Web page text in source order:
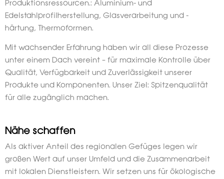
Produktionsressourcen.: Aluminium- und
Edelstahlprofilherstellung, Glasverarbeitung und -
härtung, Thermoformen.
Mit wachsender Erfahrung haben wir all diese Prozesse
unter einem Dach vereint – für maximale Kontrolle über
Qualität, Verfügbarkeit und Zuverlässigkeit unserer
Produkte und Komponenten. Unser Ziel: Spitzenqualität
für alle zugänglich machen.
Nähe schaffen
Als aktiver Anteil des regionalen Gefüges legen wir
großen Wert auf unser Umfeld und die Zusammenarbeit
mit lokalen Dienstleistern. Wir setzen uns für ökologische